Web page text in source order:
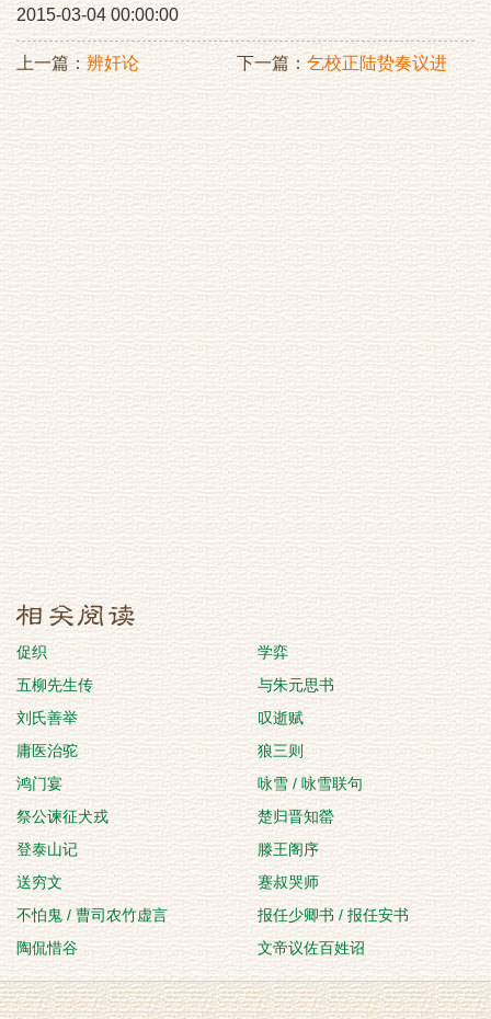
2015-03-04 00:00:00
上一篇：辨奸论 下一篇：乞校正陆贽奏议进
御札子
促织
学弈
五柳先生传
与朱元思书
刘氏善举
叹逝赋
庸医治驼
狼三则
鸿门宴
咏雪 / 咏雪联句
祭公谏征犬戎
楚归晋知罃
登泰山记
滕王阁序
送穷文
蹇叔哭师
不怕鬼 / 曹司农竹虚言
报任少卿书 / 报任安书
陶侃惜谷
文帝议佐百姓诏